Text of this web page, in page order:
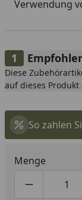
Verwendung
Diese
auf dieses
So zahlen
Menge